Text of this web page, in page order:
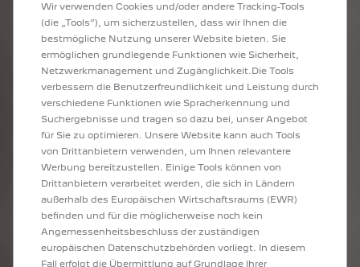
Wir verwenden Cookies und/oder andere Tracking-Tools
(die „Tools“), um sicherzustellen, dass wir Ihnen die
bestmögliche Nutzung unserer Website bieten. Sie
ermöglichen grundlegende Funktionen wie Sicherheit,
Netzwerkmanagement und Zugänglichkeit.Die Tools
verbessern die Benutzerfreundlichkeit und Leistung durch
verschiedene Funktionen wie Spracherkennung und
Suchergebnisse und tragen so dazu bei, unser Angebot
für Sie zu optimieren. Unsere Website kann auch Tools
von Drittanbietern verwenden, um Ihnen relevantere
Werbung bereitzustellen. Einige Tools können von
Drittanbietern verarbeitet werden, die sich in Ländern
außerhalb des Europäischen Wirtschaftsraums (EWR)
befinden und für die möglicherweise noch kein
Angemessenheitsbeschluss der zuständigen
europäischen Datenschutzbehörden vorliegt. In diesem
Fall erfolgt die Übermittlung auf Grundlage Ihrer